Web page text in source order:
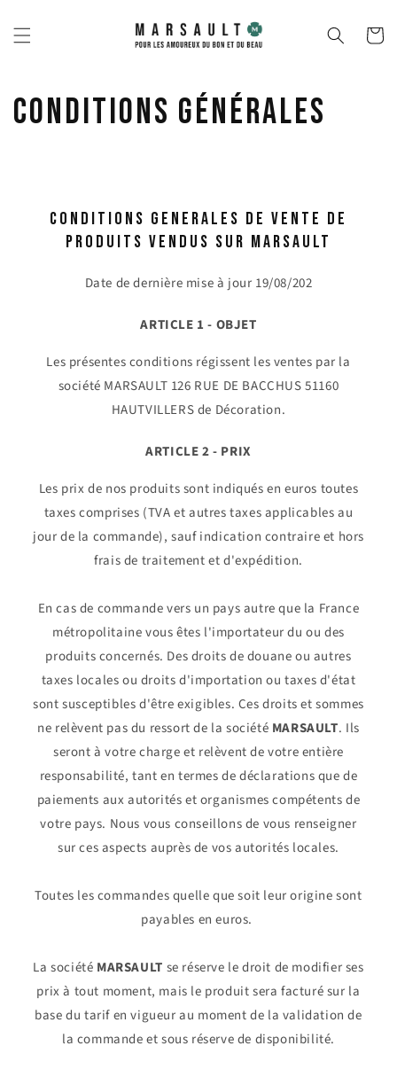
content
Cart
Conditions générales
CONDITIONS GENERALES DE VENTE DE
PRODUITS VENDUS SUR MARSAULT
Date de dernière mise à jour 19/08/202
ARTICLE 1 - OBJET
Les présentes conditions régissent les ventes par la
société MARSAULT 126 RUE DE BACCHUS 51160
HAUTVILLERS de Décoration.
ARTICLE 2 - PRIX
Les prix de nos produits sont indiqués en euros toutes
taxes comprises (TVA et autres taxes applicables au
jour de la commande), sauf indication contraire et hors
frais de traitement et d'expédition.
En cas de commande vers un pays autre que la France
métropolitaine vous êtes l'importateur du ou des
produits concernés. Des droits de douane ou autres
taxes locales ou droits d'importation ou taxes d'état
sont susceptibles d'être exigibles. Ces droits et sommes
ne relèvent pas du ressort de la société MARSAULT. Ils
seront à votre charge et relèvent de votre entière
responsabilité, tant en termes de déclarations que de
paiements aux autorités et organismes compétents de
votre pays. Nous vous conseillons de vous renseigner
sur ces aspects auprès de vos autorités locales.
Toutes les commandes quelle que soit leur origine sont
payables en euros.
La société MARSAULT se réserve le droit de modifier ses
prix à tout moment, mais le produit sera facturé sur la
base du tarif en vigueur au moment de la validation de
la commande et sous réserve de disponibilité.